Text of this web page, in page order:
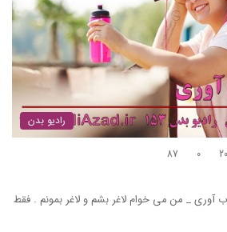
رادیو بدن
0
87
آوری _ من می خوام لاغر بشم و لاغر بمونم . فقط